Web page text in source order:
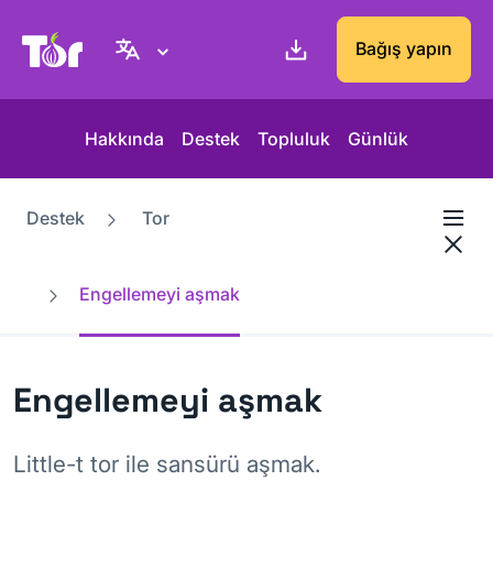
Tor Project sitesi Bağış yapın
Hakkında Destek Topluluk Günlük
Destek Tor
Engellemeyi aşmak
Engellemeyi aşmak
Little-t tor ile sansürü aşmak.